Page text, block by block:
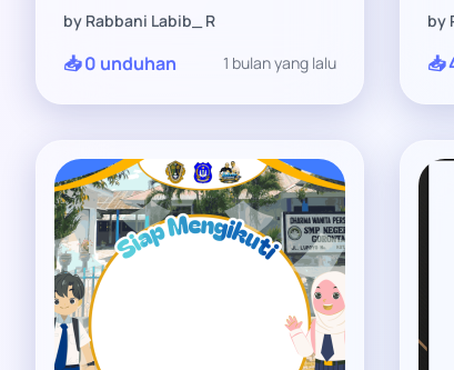
by Rabbani Labib_ R
📥 0 unduhan 1 bulan yang lalu
by
📥